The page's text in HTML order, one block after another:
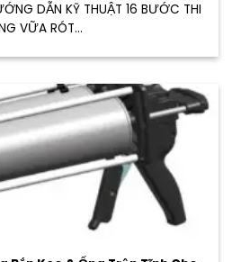
DẪN KỸ THUẬT 16 BƯỚC THI
VỮA RÓT...